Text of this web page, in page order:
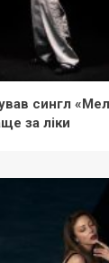
сингл
за ліки